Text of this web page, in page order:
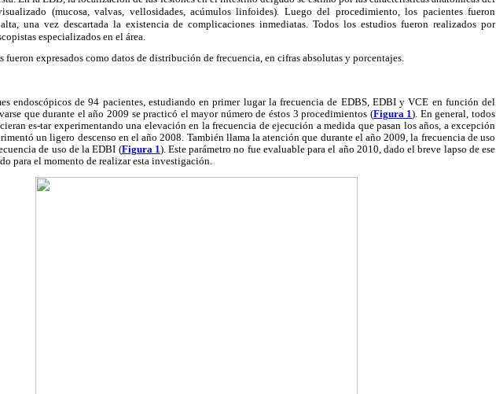
(mucosa, valvas, vellosidades, acúmulos linfoides). Luego del procedimiento, los pacientes fueron
una vez descartada la existencia de complicaciones inmediatas. Todos los estudios fueron realizados por
especializados en el área.
fueron expresados como datos de distribución de frecuencia, en cifras absolutas y porcentajes.
endoscópicos de 94 pacientes, estudiando en primer lugar la frecuencia de EDBS, EDBI y VCE en función del
que durante el año 2009 se practicó el mayor número de éstos 3 procedimientos (Figura 1). En general, todos
es-tar experimentando una elevación en la frecuencia de ejecución a medida que pasan los años, a excepción
un ligero descenso en el año 2008. También llama la atención que durante el año 2009, la frecuencia de uso
de uso de la EDBI (Figura 1). Este parámetro no fue evaluable para el año 2010, dado el breve lapso de ese
para el momento de realizar esta investigación.